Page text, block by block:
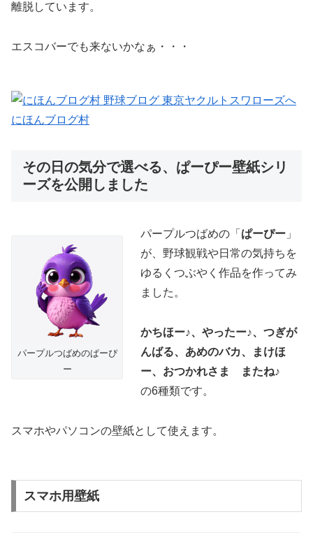
離脱しています。
エスコバーでも来ないかなぁ・・・
にほんブログ村
その日の気分で選べる、ぱーぴー壁紙シリ
ーズを公開しました
パープルつばめのぱーぴ
ー
パープルつばめの「 ぱーぴー 」
が、野球観戦や日常の気持ちを
ゆるくつぶやく作品を作ってみ
ました。
かちほー♪、やったー♪、つぎが
んばる、あめのバカ、まけほ
ー、おつかれさま またね♪
の6種類です。
スマホやパソコンの壁紙として使えます。
スマホ用壁紙